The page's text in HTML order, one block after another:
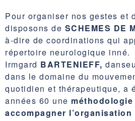
Pour organiser nos gestes et
disposons de SCHEMES DE
à-dire de coordinations qui
répertoire neurologique inné.
Irmgard BARTENIEFF,
dans le domaine du
quotidien et thérapeutique, a
années 60 une
accompagner